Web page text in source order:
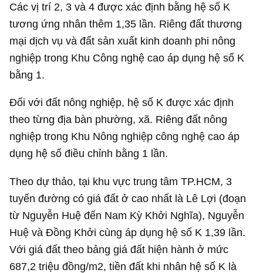
Các vị trí 2, 3 và 4 được xác định bằng hệ số K
tương ứng nhân thêm 1,35 lần. Riêng đất thương
mại dịch vụ và đất sản xuất kinh doanh phi nông
nghiệp trong Khu Công nghệ cao áp dụng hệ số K
bằng 1.
Đối với đất nông nghiệp, hệ số K được xác định
theo từng địa bàn phường, xã. Riêng đất nông
nghiệp trong Khu Nông nghiệp công nghệ cao áp
dụng hệ số điều chỉnh bằng 1 lần.
Theo dự thảo, tại khu vực trung tâm TP.HCM, 3
tuyến đường có giá đất ở cao nhất là Lê Lợi (đoạn
từ Nguyễn Huệ đến Nam Kỳ Khởi Nghĩa), Nguyễn
Huệ và Đồng Khởi cùng áp dụng hệ số K 1,39 lần.
Với giá đất theo bảng giá đất hiện hành ở mức
687,2 triệu đồng/m2, tiền đất khi nhân hệ số K là